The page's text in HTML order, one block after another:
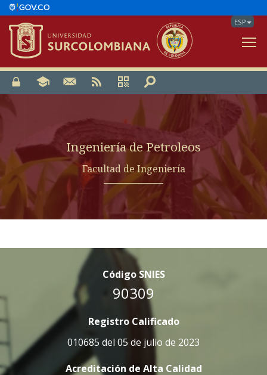
ESP
Ingeniería de Petroleos
Facultad de Ingeniería
Código SNIES
90309
Registro Calificado
010685 del 05 de julio de 2023
Acreditación de Alta Calidad